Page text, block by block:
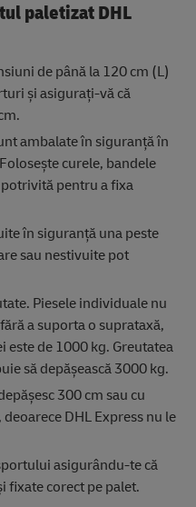
paletizat DHL
de până la 120 cm (L)
și asigurați-vă că
ambalate în siguranță în
curele, bandele
pentru a fixa
în siguranță una peste
sau nestivuite pot
Piesele individuale nu
a suporta o suprataxă,
este de 1000 kg. Greutatea
să depășească 3000 kg.
300 cm sau cu
DHL Express nu le
asigurându-te că
fixate corect pe palet.